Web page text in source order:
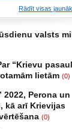
Rādīt visas
valsts
“Krievu
lietām (0)
Perona un
kā arī Krievijas
(0)